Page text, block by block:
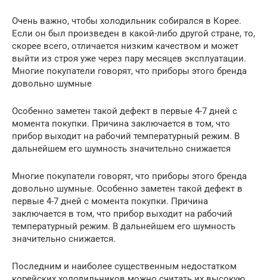
Очень важно, чтобы холодильник собирался в Корее.
Если он был произведен в какой-либо другой стране, то,
скорее всего, отличается низким качеством и может
выйти из строя уже через пару месяцев эксплуатации.
Многие покупатели говорят, что приборы этого бренда
довольно шумные
Особенно заметен такой дефект в первые 4-7 дней с
момента покупки. Причина заключается в том, что
прибор выходит на рабочий температурный режим. В
дальнейшем его шумность значительно снижается
Многие покупатели говорят, что приборы этого бренда
довольно шумные. Особенно заметен такой дефект в
первые 4-7 дней с момента покупки. Причина
заключается в том, что прибор выходит на рабочий
температурный режим. В дальнейшем его шумность
значительно снижается.
Последним и наиболее существенным недостатком